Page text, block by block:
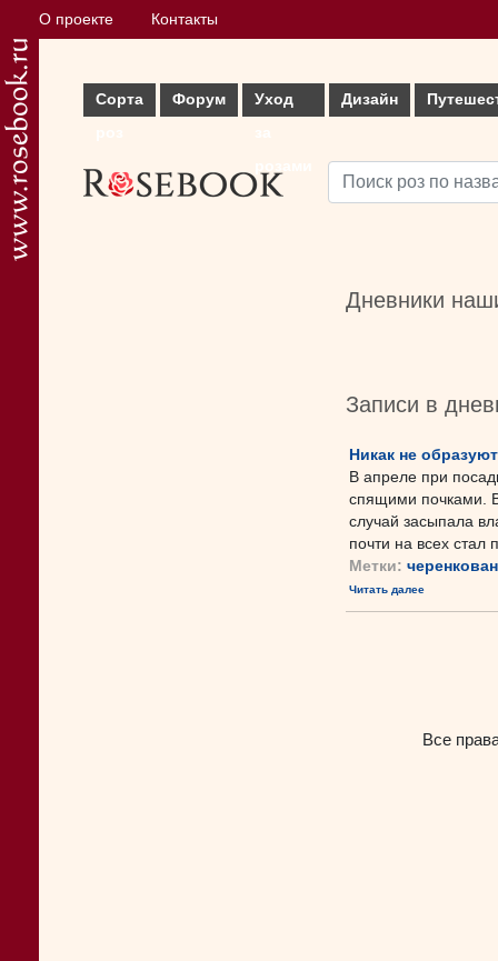
О проекте Контакты
Сорта
Форум
Уход
Дизайн
Дневники
Записи в
Никак не
В апреле при
спящими почками.
случай засыпала
почти на всех стал
Метки:
Читать далее
Все